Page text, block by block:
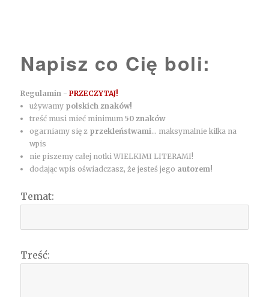
Napisz co Cię boli:
Regulamin -PRZECZYTAJ!
używamy polskich znaków!
treść musi mieć minimum50 znaków
ogarniamy się z przekleństwami... maksymalnie kilka na
wpis
nie piszemy całej notki WIELKIMI LITERAMI!
dodając wpis oświadczasz, że jesteś jego autorem!
Temat:
Treść: